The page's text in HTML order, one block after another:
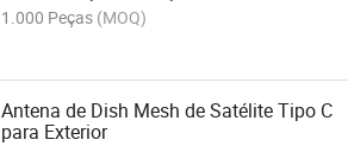
1.000 Peças (MOQ)
Antena de Dish Mesh de Satélite Tipo C
para Exterior